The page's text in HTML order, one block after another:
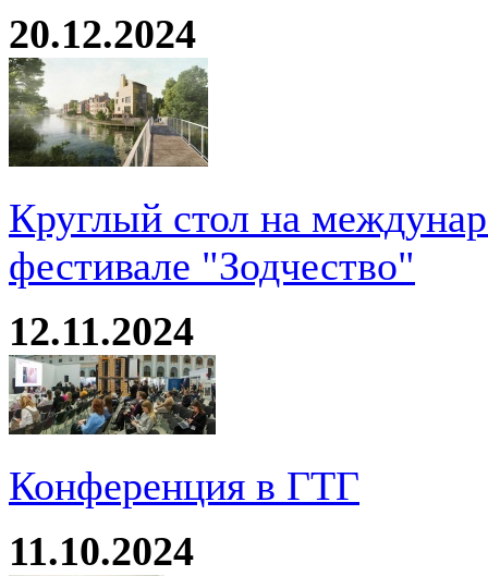
20.12.2024
Круглый стол на
фестивале "Зодчество"
12.11.2024
Конференция в ГТГ
11.10.2024